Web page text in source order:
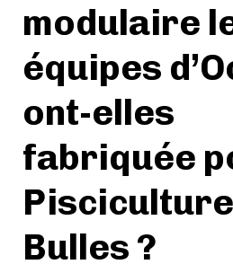
modulaire
équipes
ont-elles
fabriquée
Bulles ?